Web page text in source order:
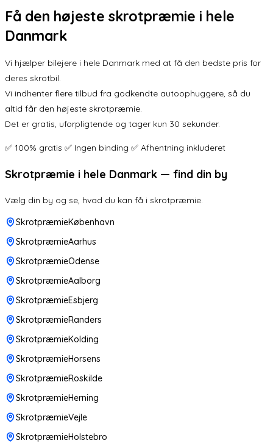
Få den højeste skrotpræmie i hele
Danmark
Vi hjælper bilejere i hele Danmark med at få den bedste pris for
deres skrotbil.
Vi indhenter flere tilbud fra godkendte autoophuggere, så du
altid får den højeste skrotpræmie.
Det er gratis, uforpligtende og tager kun 30 sekunder.
✅ 100% gratis ✅ Ingen binding ✅ Afhentning inkluderet
Skrotpræmie i hele Danmark — find din by
Vælg din by og se, hvad du kan få i skrotpræmie.
SkrotpræmieKøbenhavn
SkrotpræmieAarhus
SkrotpræmieOdense
SkrotpræmieAalborg
SkrotpræmieEsbjerg
SkrotpræmieRanders
SkrotpræmieKolding
SkrotpræmieHorsens
SkrotpræmieRoskilde
SkrotpræmieHerning
SkrotpræmieVejle
SkrotpræmieHolstebro